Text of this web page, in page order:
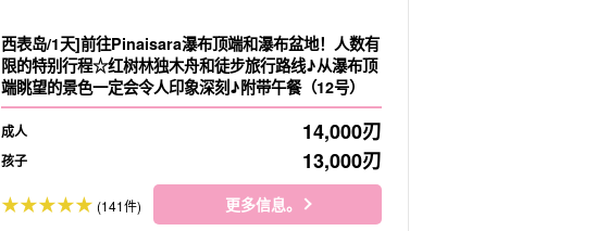
西表岛/1天]前往Pinaisara瀑布顶端和瀑布盆地！人数有
限的特别行程☆红树林独木舟和徒步旅行路线♪从瀑布顶
端眺望的景色一定会令人印象深刻♪附带午餐（12号）
成人 14,000刃
孩子 13,000刃
(141件) 更多信息。